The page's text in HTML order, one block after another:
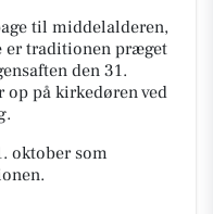
til middelalderen,
er traditionen præget
den 31.
op på kirkedøren ved
oktober som